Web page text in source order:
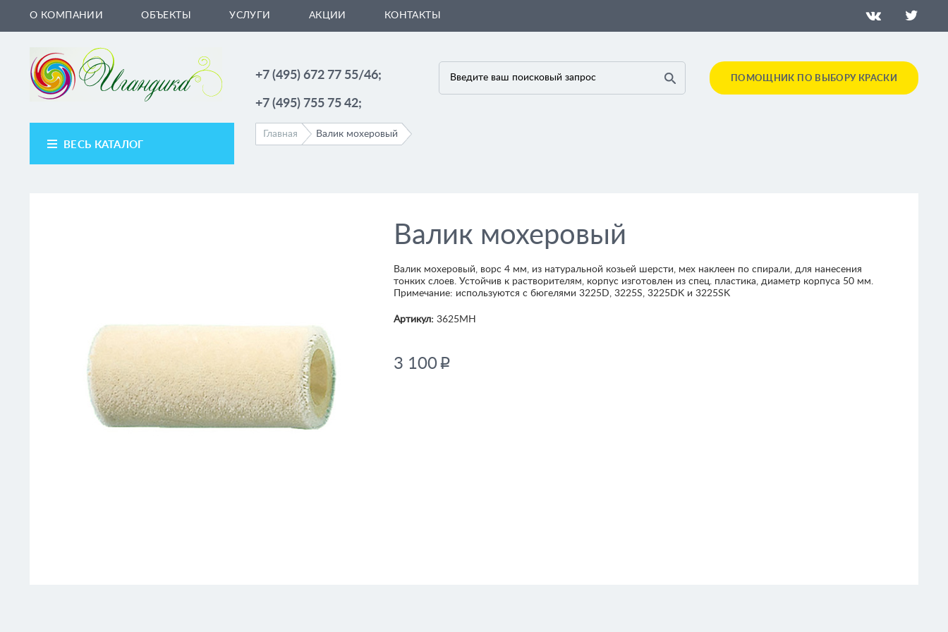
О КОМПАНИИ
ОБЪЕКТЫ УСЛУГИ АКЦИИ КОНТАКТЫ
+7 (495) 672 77 55/46;
+7 (495) 755 75 42;
ПОМОЩНИК ПО ВЫБОРУ КРАСКИ
ВЕСЬ КАТАЛОГ
Главная Валик мохеровый
Валик мохеровый
Валик мохеровый, ворс 4 мм, из натуральной козьей шерсти, мех наклеен по спирали, для нанесения
тонких слоев. Устойчив к растворителям, корпус изготовлен из спец. пластика, диаметр корпуса 50 мм.
Примечание: используются с бюгелями 3225D, 3225S, 3225DK и 3225SK
Артикул: 3625MH
3 100p